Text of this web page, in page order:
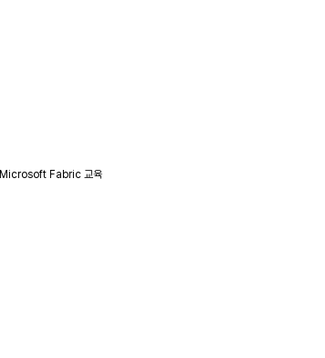
Microsoft Fabric 교육